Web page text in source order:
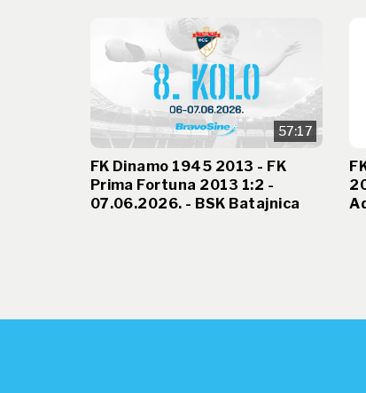
57:17
FK Dinamo 1945 2013 - FK
Prima Fortuna 2013 1:2 -
07.06.2026. - BSK Batajnica